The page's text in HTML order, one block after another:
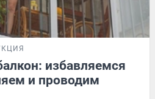
избавляемся
и проводим